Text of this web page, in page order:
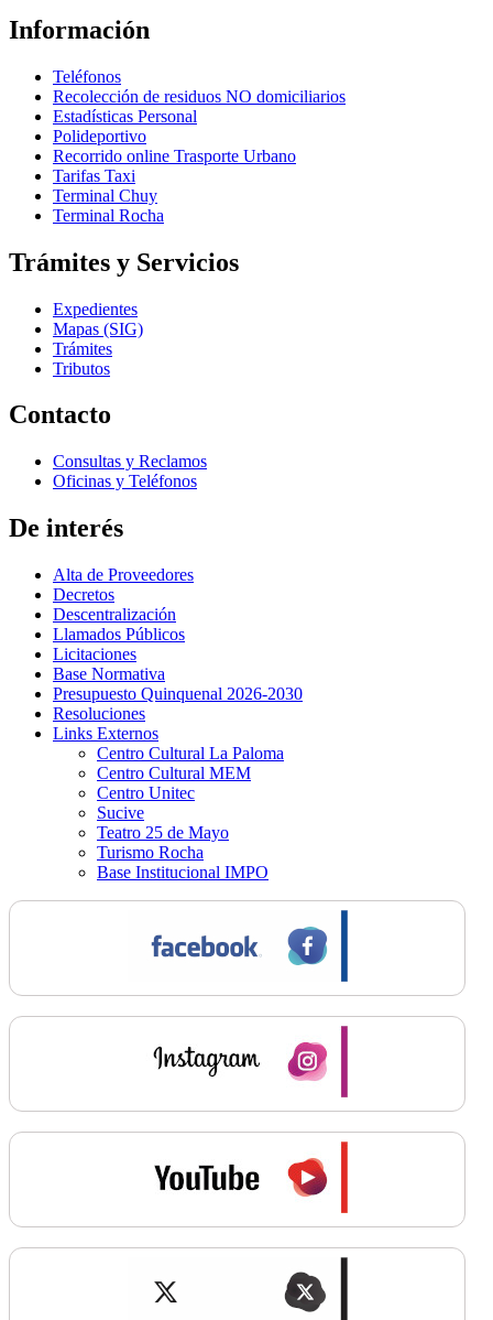
Información
Teléfonos
Recolección de residuos NO domiciliarios
Estadísticas Personal
Polideportivo
Recorrido online Trasporte Urbano
Tarifas Taxi
Terminal Chuy
Terminal Rocha
Trámites y Servicios
Expedientes
Mapas (SIG)
Trámites
Tributos
Contacto
Consultas y Reclamos
Oficinas y Teléfonos
De interés
Alta de Proveedores
Decretos
Descentralización
Llamados Públicos
Licitaciones
Base Normativa
Presupuesto Quinquenal 2026-2030
Resoluciones
Links Externos
Centro Cultural La Paloma
Centro Cultural MEM
Centro Unitec
Sucive
Teatro 25 de Mayo
Turismo Rocha
Base Institucional IMPO